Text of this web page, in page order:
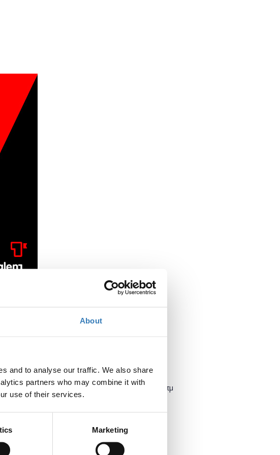
About
and to analyse our traffic. We also share
partners who may combine it with
use of their services.
Marketing
Πότε;
Πέμπτη, 28 Ιουνίου 2018 10:30 πμ
Προσθήκη στο ημερολόγιό σας